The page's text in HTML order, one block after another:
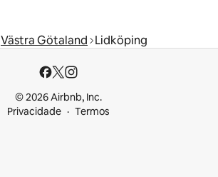
Västra Götaland Lidköping
© 2026 Airbnb, Inc.
Privacidade
Termos